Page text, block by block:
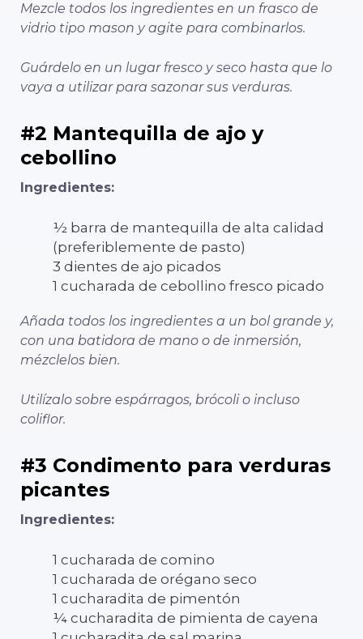
Mezcle todos los ingredientes en un frasco de
vidrio tipo mason y agite para combinarlos.
Guárdelo en un lugar fresco y seco hasta que lo
vaya a utilizar para sazonar sus verduras.
#2 Mantequilla de ajo y
cebollino
Ingredientes:
½ barra de mantequilla de alta calidad
(preferiblemente de pasto)
3 dientes de ajo picados
1 cucharada de cebollino fresco picado
Añada todos los ingredientes a un bol grande y,
con una batidora de mano o de inmersión,
mézclelos bien.
Utilízalo sobre espárragos, brócoli o incluso
coliflor.
#3 Condimento para verduras
picantes
Ingredientes:
1 cucharada de comino
1 cucharada de orégano seco
1 cucharadita de pimentón
¼ cucharadita de pimienta de cayena